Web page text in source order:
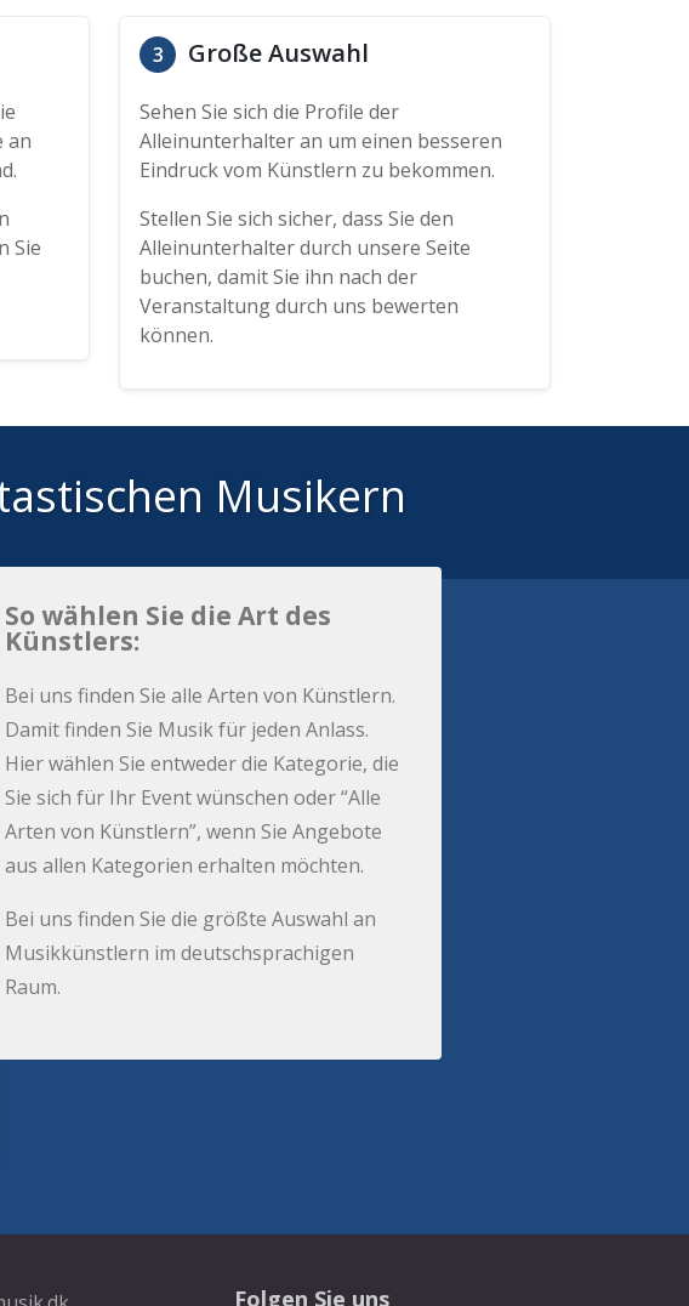
an
Sie
3 Große Auswahl
Sehen Sie sich die Profile der
Alleinunterhalter an um einen besseren
Eindruck vom Künstlern zu bekommen.
Stellen Sie sich sicher, dass Sie den
Alleinunterhalter durch unsere Seite
buchen, damit Sie ihn nach der
Veranstaltung durch uns bewerten
können.
Musikern
So wählen Sie die Art des
Künstlers:
Bei uns finden Sie alle Arten von Künstlern.
Damit finden Sie Musik für jeden Anlass.
Hier wählen Sie entweder die Kategorie, die
Sie sich für Ihr Event wünschen oder “Alle
Arten von Künstlern”, wenn Sie Angebote
aus allen Kategorien erhalten möchten.
Bei uns finden Sie die größte Auswahl an
Musikkünstlern im deutschsprachigen
Raum.
Folgen Sie uns